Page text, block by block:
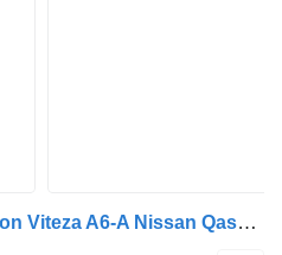
Pinion cutie de viteze Pinion Viteza A6-A Nissan Qashqai 3233100QAB pentru automobil Nissan Qashqai